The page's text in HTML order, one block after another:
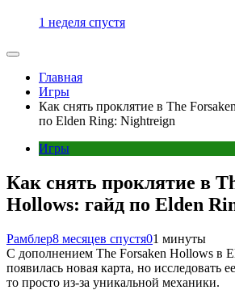
1 неделя спустя
Главная
Игры
Как снять проклятие в The
по Elden Ring: Nightreign
Игры
Как снять проклятие в
Hollows: гайд по Elden
Рамблер8 месяцев спустя01 минуты
С дополнением The Forsaken Hollows в
появилась новая карта, но исследовать
то просто из-за уникальной механики.